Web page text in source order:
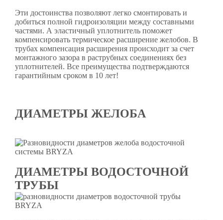
Эти достоинства позволяют легко смонтировать и
добиться полной гидроизоляции между составными
частями. А эластичный уплотнитель поможет
компенсировать термическое расширение желобов. В
трубах компенсация расширения происходит за счет
монтажного зазора в раструбных соединениях без
уплотнителей. Все преимущества подтверждаются
гарантийным сроком в 10 лет!
ДИАМЕТРЫ ЖЕЛОБА
ДИАМЕТРЫ ВОДОСТОЧНОЙ
ТРУБЫ